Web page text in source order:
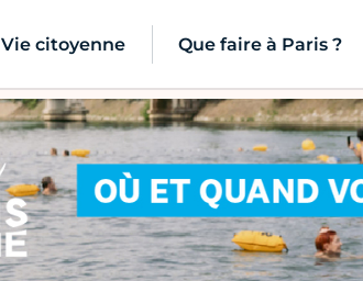
Vie citoyenne Que faire à Paris ?